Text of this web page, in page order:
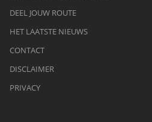
DEEL JOUW ROUTE
HET LAATSTE NIEUWS
CONTACT
DISCLAIMER
PRIVACY